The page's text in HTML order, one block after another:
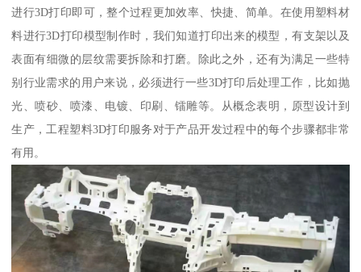
进行3D打印即可，整个过程更加效率、快捷、简单。在使用塑料材
料进行3D打印模型制作时，我们知道打印出来的模型，有支架以及
表面有细微的层纹需要拆除和打磨。除此之外，还有为满足一些特
别行业需求的用户来说，必须进行一些3D打印后处理工作，比如抛
光、喷砂、喷漆、电镀、印刷、镭雕等。从概念表明，原型设计到
生产，工程塑料3D打印服务对于产品开发过程中的每个步骤都非常
有用。